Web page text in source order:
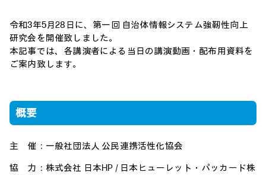
プリンター
タグ一覧
イベント・コラム
イベント・セミナー情報
コラム一覧
令和3年5月28日に、第一回 自治体情報システム強靭性向上
研究会を開催致しました。
本記事では、各講演者による当日の講演動画・配布用資料を
ご案内致します。
概要
主 催：一般社団法人 公民連携活性化協会
協 力：株式会社 日本HP / 日本ヒューレット・パッカード株